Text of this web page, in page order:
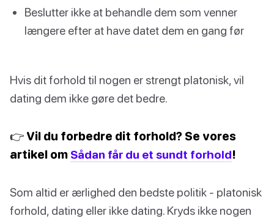
Beslutter ikke at behandle dem som venner
længere efter at have datet dem en gang før
Hvis dit forhold til nogen er strengt platonisk, vil
dating dem ikke gøre det bedre.
👉 Vil du forbedre dit forhold? Se vores
artikel om Sådan får du et sundt forhold!
Som altid er ærlighed den bedste politik - platonisk
forhold, dating eller ikke dating. Kryds ikke nogen